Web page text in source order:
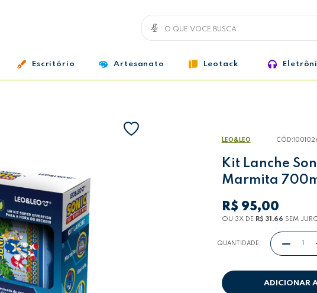
Escritório Artesanato Leotack
LEO&LEO CÓD:
Kit Lanche
Marmita
R$ 95,00
OU 3XDE R$ 31,66 SEM
QUANTIDADE:
ADICIONAR